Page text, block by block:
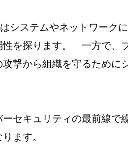
システムやネットワーク
性を探ります。 一方で、
撃から組織を守るために
ーセキュリティの最前線で
ます。